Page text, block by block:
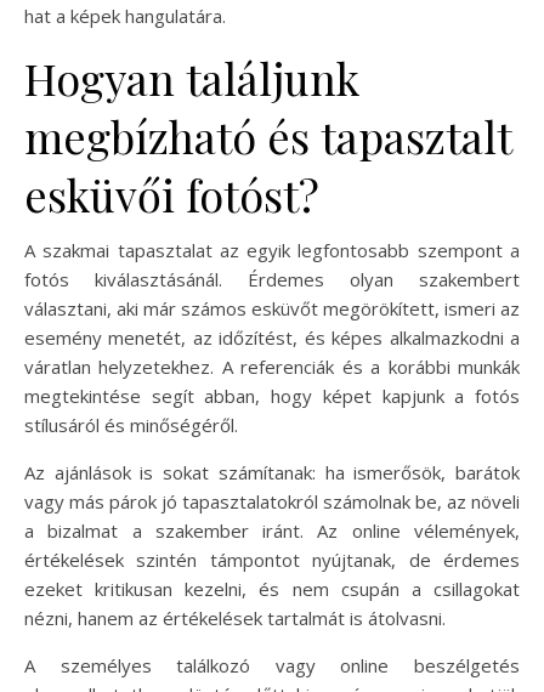
hat a képek hangulatára.
Hogyan találjunk
megbízható és tapasztalt
esküvői fotóst?
A szakmai tapasztalat az egyik legfontosabb szempont a
fotós kiválasztásánál. Érdemes olyan szakembert
választani, aki már számos esküvőt megörökített, ismeri az
esemény menetét, az időzítést, és képes alkalmazkodni a
váratlan helyzetekhez. A referenciák és a korábbi munkák
megtekintése segít abban, hogy képet kapjunk a fotós
stílusáról és minőségéről.
Az ajánlások is sokat számítanak: ha ismerősök, barátok
vagy más párok jó tapasztalatokról számolnak be, az növeli
a bizalmat a szakember iránt. Az online vélemények,
értékelések szintén támpontot nyújtanak, de érdemes
ezeket kritikusan kezelni, és nem csupán a csillagokat
nézni, hanem az értékelések tartalmát is átolvasni.
A személyes találkozó vagy online beszélgetés